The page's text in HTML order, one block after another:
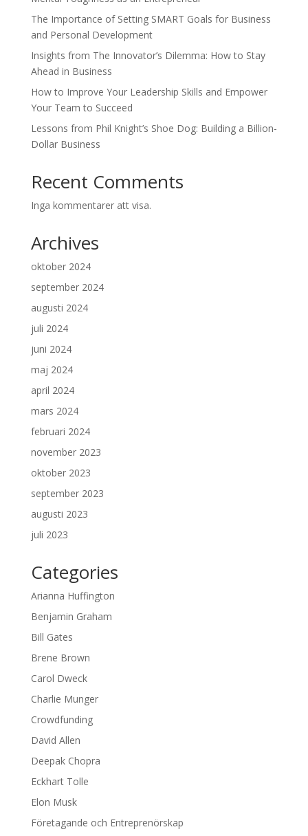
The Importance of Setting SMART Goals for Business
and Personal Development
Insights from The Innovator’s Dilemma: How to Stay
Ahead in Business
How to Improve Your Leadership Skills and Empower
Your Team to Succeed
Lessons from Phil Knight’s Shoe Dog: Building a Billion-
Dollar Business
Recent Comments
Inga kommentarer att visa.
Archives
oktober 2024
september 2024
augusti 2024
juli 2024
juni 2024
maj 2024
april 2024
mars 2024
februari 2024
november 2023
oktober 2023
september 2023
augusti 2023
juli 2023
Categories
Arianna Huffington
Benjamin Graham
Bill Gates
Brene Brown
Carol Dweck
Charlie Munger
Crowdfunding
David Allen
Deepak Chopra
Eckhart Tolle
Elon Musk
Företagande och Entreprenörskap